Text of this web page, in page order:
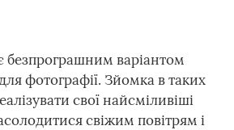
безпрограшним варіантом
фотографії. Зйомка в таких
свої найсміливіші
свіжим повітрям і